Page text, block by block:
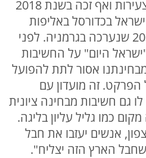
חלק בנבחרות ישראל הצעירות ואף זכה בשנת 2018
בכדורסל באליפות
אירופה בכדורסל עד גיל 20 שנערכה בגרמניה. לפני
היום" על החשיבות
אסור לתת להפועל
הפרקט. זה מועדון עם
גם חשיבות מבחינה ציונית
כמו גליל עליון בליגה.
אנשים יעזבו את חבל
הארץ הזה יצליח".